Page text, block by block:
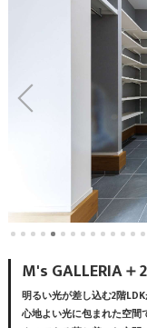
M's GALLERIA
明るい光が差し込む2階
心地よい光に包まれた空間